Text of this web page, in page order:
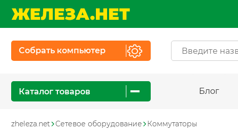
Собрать компьютер
Каталог товаров Блог
zheleza.net Сетевое оборудование Коммутаторы